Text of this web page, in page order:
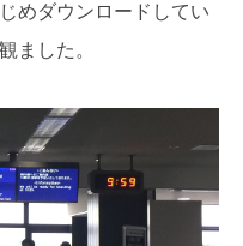
めダウンロードしてい
ました。